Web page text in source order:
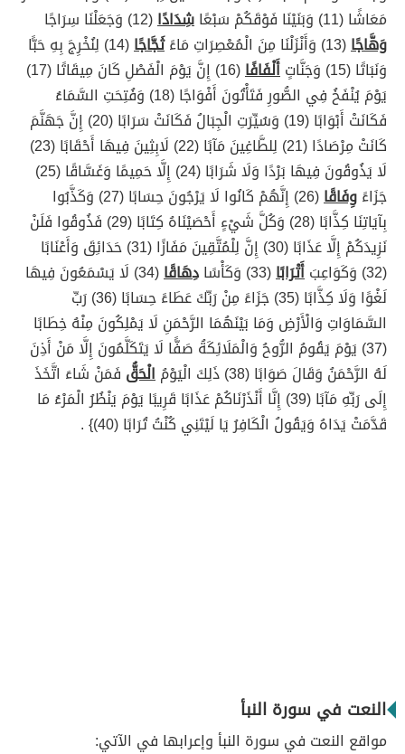
مَعَاشًا (11) وَبَنَيْنَا فَوْقَكُمْ سَبْعًا
شِدَادًا(12) وَجَعَلْنَا سِرَاجًا
وَهَّاجًا(13) وَأَنْزَلْنَا مِنَ الْمُعْصِرَاتِ مَاءً ثَجَّاجًا
(14) لِنُخْرِجَ بِهِ حَبًّا
وَنَبَاتًا (15) وَجَنَّاتٍ
أَلْفَافًا
(16) إِنَّ يَوْمَ الْفَصْلِ كَانَ مِيقَاتًا (17)
يَوْمَ يُنْفَخُ فِي الصُّورِ فَتَأْتُونَ أَفْوَاجًا (18) وَفُتِحَتِ السَّمَاءُ
فَكَانَتْ أَبْوَابًا (19) وَسُيِّرَتِ الْجِبَالُ فَكَانَتْ سَرَابًا (20) إِنَّ جَهَنَّمَ
كَانَتْ مِرْصَادًا (21) لِلطَّاغِينَ مَآبًا (22) لَابِثِينَ فِيهَا أَحْقَابًا (23)
لَا يَذُوقُونَ فِيهَا بَرْدًا وَلَا شَرَابًا (24) إِلَّا حَمِيمًا وَغَسَّاقًا (25)
جَزَاءًوِفَاقًا
(26) إِنَّهُمْ كَانُوا لَا يَرْجُونَ حِسَابًا (27) وَكَذَّبُوا
بِآيَاتِنَا كِذَّابًا (28) وَكُلَّ شَيْءٍ أَحْصَيْنَاهُ كِتَابًا (29) فَذُوقُوا فَلَنْ
نَزِيدَكُمْ إِلَّا عَذَابًا (30) إِنَّ لِلْمُتَّقِينَ مَفَازًا (31) حَدَائِقَ وَأَعْنَابًا
(32) وَكَوَاعِبَ
أَتْرَابًا(33) وَكَأْسًا دِهَاقًا
(34) لَا يَسْمَعُونَ فِيهَا
لَغْوًا وَلَا كِذَّابًا (35) جَزَاءً مِنْ رَبِّكَ عَطَاءً حِسَابًا (36) رَبِّ
السَّمَاوَاتِ وَالْأَرْضِ وَمَا بَيْنَهُمَا الرَّحْمَنِ لَا يَمْلِكُونَ مِنْهُ خِطَابًا
(37) يَوْمَ يَقُومُ الرُّوحُ وَالْمَلَائِكَةُ صَفًّا لَا يَتَكَلَّمُونَ إِلَّا مَنْ أَذِنَ
لَهُ الرَّحْمَنُ وَقَالَ صَوَابًا (38) ذَلِكَ الْيَوْمُ
الْحَقُّ فَمَنْ شَاءَ اتَّخَذَ
إِلَى رَبِّهِ مَآبًا (39) إِنَّا أَنْذَرْنَاكُمْ عَذَابًا قَرِيبًا يَوْمَ يَنْظُرُ الْمَرْءُ مَا
قَدَّمَتْ يَدَاهُ وَيَقُولُ الْكَافِرُ يَا لَيْتَنِي كُنْتُ تُرَابًا (40)} .
النعت في سورة النبأ
مواقع النعت في سورة النبأ وإعرابها في الآتي: